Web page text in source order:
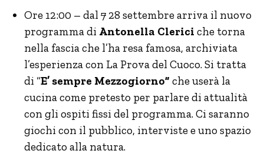
Ore 12:00 – dal 7 28 settembre arriva il nuovo
programma di Antonella Clerici che torna
nella fascia che l’ha resa famosa, archiviata
l’esperienza con La Prova del Cuoco. Si tratta
di “E’ sempre Mezzogiorno” che userà la
cucina come pretesto per parlare di attualità
con gli ospiti fissi del programma. Ci saranno
giochi con il pubblico, interviste e uno spazio
dedicato alla natura.